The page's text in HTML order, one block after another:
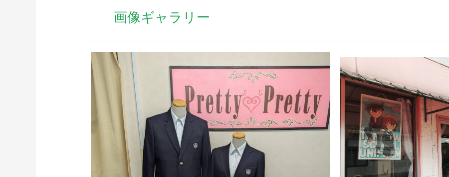
画像ギャラリー